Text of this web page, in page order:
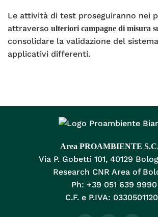
Le attività di test proseguiranno nei
attraverso ulteriori campagne di misura
consolidare la validazione del
applicativi differenti.
Area PROAMBIENTE
Via P. Gobetti 101, 40129
Research CNR Area of
Ph: +39 051 639 9990
C.F. e P.IVA: